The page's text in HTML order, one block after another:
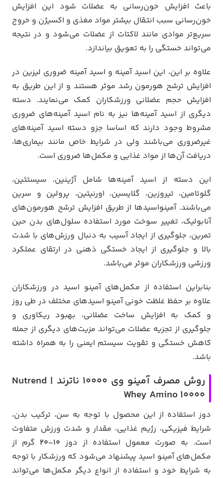
باعث افزایش خون‌رسانی به عضلات شود این افزایش
خون‌رسانی سبب انتقال بیشتر مواد مغذی و اکسیژن و خروج
سریع‌تر موادی مانند لاکتات از عضلات می‌شود و در نتیجه
می‌تواند خستگی را به تعویق بیاندازد.
علاوه بر این، این اسید آمینه و اسید آمینه ضروری لیزین در
افزایش ترشح هورمون رشد موثر هستند و از این طریق به
افزایش حجم عضلانی ورزشکاران کمک می‌نمایند. دسته
دیگری از اسید آمینه‌ها نیز به نام اسید آمینه‌های ضروری
مشروط وجود دارند که اساسا جزو دسته اسید آمینه‌های
غیرضروری می‌باشند ولی در شرایط خاص مانند بیماری‌ها،
دریافت آن‌ها از مواد غذایی و مکمل‌ها ضروری است.
این دسته از اسید آمینه‌ها شامل آژینین، سیستئین،
گلوتامین، تیروزین، گلایسین، اورنیتین، پرولین و سرین
می‌باشند. آمینواسیدها از طریق افزایش ترشح هورمون‌های
آنابولیک، تغییر سوخت مورد استفاده سلول‌های بدن حین
تمرین، جلوگیری از ایجاد آسیب به دنبال ورزش‌های با شدت
بالا و جلوگیری از ایجاد خستگی ذهنی در ارتقای عملکرد
ورزشی ورزشکاران موثر می‌باشد.
بنابراین استفاده از مکمل‌های آمینو اسید در ورزشکاران
علاوه بر حفظ غلظت خونی آمینو اسیدهای مختلف در طی روز
و کمک به افزایش ساخت عضلانی، بهبود ریکاوری و
جلوگیری از تجزیه عضلات می‌تواند مزیت‌های دیگری از جمله
کاهش خستگی و تقویت سیستم ایمنی را به همراه داشته
باشد.
روش مصرف آمینو وی 10000 ناترند | Nutrend
Whey Amino 10000
دوز استفاده از این محصول با توجه به سن، ترکیب بدن،
شرایط فیزیکی، رژیم غذایی، مقدار و شدت ورزش متفاوت
است. به صورت معمول استفاده از دوز 10-20
گرم از
مکمل‌های آمینو اسید پیشنهاد می‌شود که ورزشکار با توجه
به شرایط خود و استفاده از انواع دیگر مکمل‌ها می‌تواند